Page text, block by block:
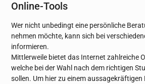
Online-Tools
Wer nicht unbedingt eine persönliche
nehmen möchte, kann sich bei
informieren.
Mittlerweile bietet das Internet zahlreiche
welche bei der Wahl nach dem richtigen
sollen. Um hier zu einem aussagekräftigen